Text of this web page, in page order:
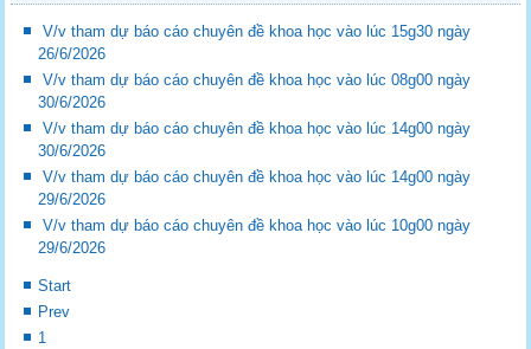
V/v tham dự báo cáo chuyên đề khoa học vào lúc 15g30 ngày
26/6/2026
V/v tham dự báo cáo chuyên đề khoa học vào lúc 08g00 ngày
30/6/2026
V/v tham dự báo cáo chuyên đề khoa học vào lúc 14g00 ngày
30/6/2026
V/v tham dự báo cáo chuyên đề khoa học vào lúc 14g00 ngày
29/6/2026
V/v tham dự báo cáo chuyên đề khoa học vào lúc 10g00 ngày
29/6/2026
Start
Prev
1